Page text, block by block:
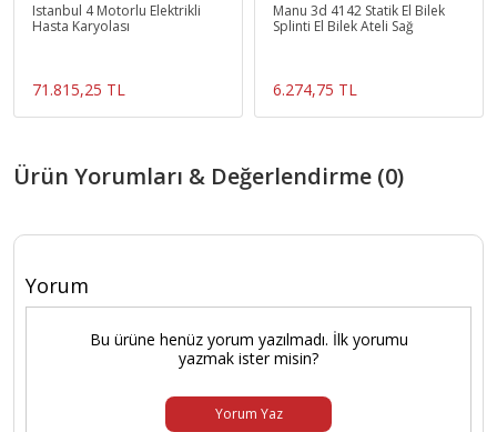
Istanbul 4 Motorlu Elektrikli
Hasta Karyolası
71.815,25 TL
Manu 3d 4142 Statik El Bilek
Splinti El Bilek Ateli Sağ
6.274,75 TL
Ürün Yorumları & Değerlendirme (0)
Yorum
Bu ürüne henüz yorum yazılmadı. İlk yorumu
yazmak ister misin?
Yorum Yaz